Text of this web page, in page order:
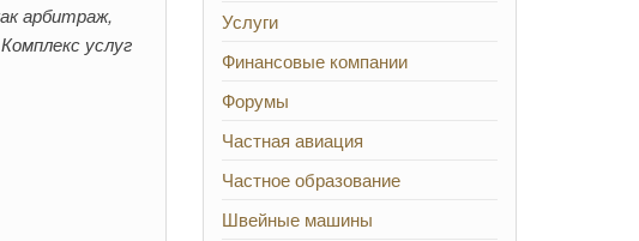
арбитраж,
услуг
Услуги
Финансовые компании
Форумы
Частная авиация
Частное образование
Швейные машины